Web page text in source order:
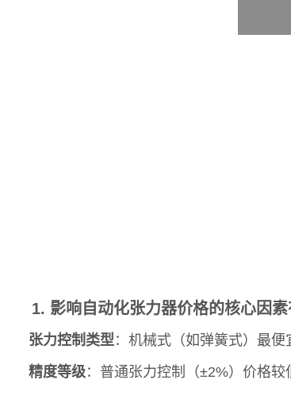
1. 影响自动化张力器价格的核心因素
张力控制类型：机械式（如弹簧式）最便
精度等级：普通张力控制（±2%）价格